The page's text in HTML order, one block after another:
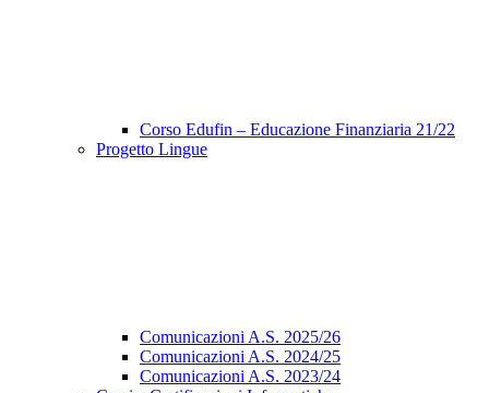
Corso Edufin – Educazione Finanziaria 21/22
Progetto Lingue
Comunicazioni A.S. 2025/26
Comunicazioni A.S. 2024/25
Comunicazioni A.S. 2023/24